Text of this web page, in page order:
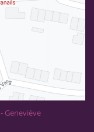
Geneviève